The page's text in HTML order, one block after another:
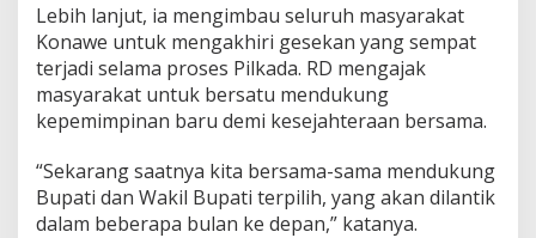
r
p
i
l
i
h
Lebih lanjut, ia mengimbau seluruh masyarakat
Konawe untuk mengakhiri gesekan yang sempat
terjadi selama proses Pilkada. RD mengajak
masyarakat untuk bersatu mendukung
kepemimpinan baru demi kesejahteraan bersama.
“Sekarang saatnya kita bersama-sama mendukung
Bupati dan Wakil Bupati terpilih, yang akan dilantik
dalam beberapa bulan ke depan,” katanya.